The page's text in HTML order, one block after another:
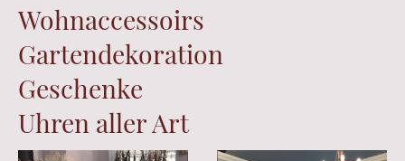
Wohnaccessoirs
Gartendekoration
Geschenke
Uhren aller Art